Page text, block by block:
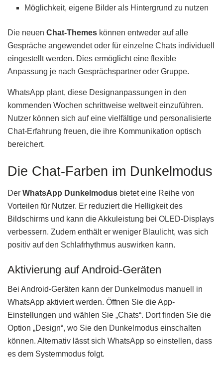
Möglichkeit, eigene Bilder als Hintergrund zu nutzen
Die neuen Chat-Themes können entweder auf alle
Gespräche angewendet oder für einzelne Chats individuell
eingestellt werden. Dies ermöglicht eine flexible
Anpassung je nach Gesprächspartner oder Gruppe.
WhatsApp plant, diese Designanpassungen in den
kommenden Wochen schrittweise weltweit einzuführen.
Nutzer können sich auf eine vielfältige und personalisierte
Chat-Erfahrung freuen, die ihre Kommunikation optisch
bereichert.
Die Chat-Farben im Dunkelmodus
Der WhatsApp Dunkelmodus bietet eine Reihe von
Vorteilen für Nutzer. Er reduziert die Helligkeit des
Bildschirms und kann die Akkuleistung bei OLED-Displays
verbessern. Zudem enthält er weniger Blaulicht, was sich
positiv auf den Schlafrhythmus auswirken kann.
Aktivierung auf Android-Geräten
Bei Android-Geräten kann der Dunkelmodus manuell in
WhatsApp aktiviert werden. Öffnen Sie die App-
Einstellungen und wählen Sie „Chats“. Dort finden Sie die
Option „Design“, wo Sie den Dunkelmodus einschalten
können. Alternativ lässt sich WhatsApp so einstellen, dass
es dem Systemmodus folgt.